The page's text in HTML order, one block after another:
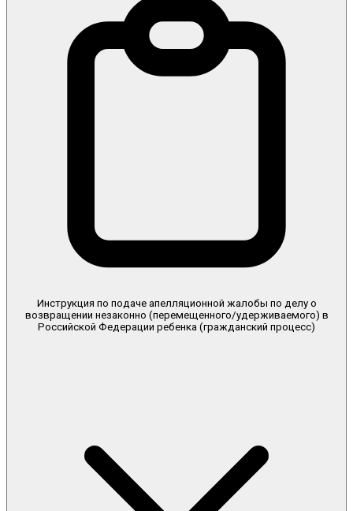
Инструкция по подаче апелляционной жалобы по делу о
возвращении незаконно (перемещенного/удерживаемого) в
Российской Федерации ребенка (гражданский процесс)